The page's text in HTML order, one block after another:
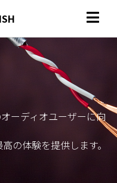
ーディオユーザーに向
の体験を提供します。